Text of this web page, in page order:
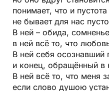
понимает, что и пустота
не бывает для нас
В ней – обида,
в ней всё то, что
В ней себя осознавший
и конец, обращённый в
В ней всё то, что меня
если слово душою